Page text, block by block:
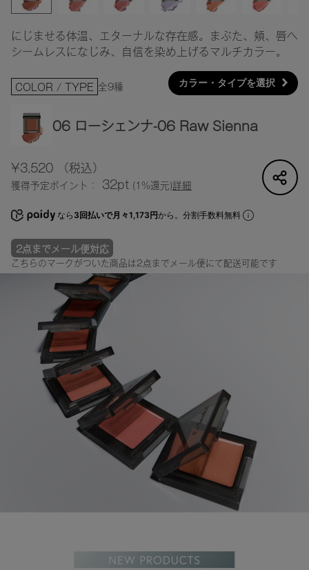
にじませる体温、エターナルな存在感。まぶた、頬、唇へ
シームレスになじみ、自信を染め上げるマルチカラー。
COLOR / TYPE 全9種 カラー・タイプを選択
06 ローシェンナ-06 Raw Sienna
¥3,520（税込）
獲得予定ポイント： 32pt (1%還元)詳細
なら 3回払いで月々1,173円から。分割手数料無料
2点までメール便対応
こちらのマークがついた商品は2点までメール便にて配送可能です